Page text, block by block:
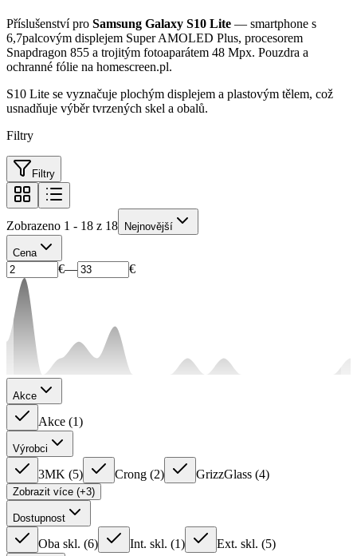
Příslušenství pro Samsung Galaxy S10 Lite — smartphone s
6,7palcovým displejem Super AMOLED Plus, procesorem
Snapdragon 855 a trojitým fotoaparátem 48 Mpx. Pouzdra a
ochranné fólie na homescreen.pl.
S10 Lite se vyznačuje plochým displejem a plastovým tělem, což
usnadňuje výběr tvrzených skel a obalů.
Filtry
Filtry
Zobrazeno 1 - 18 z 18 Nejnovější
Cena
€— €
Akce
Akce (1)
Výrobci
3MK (5) Crong (2) GrizzGlass (4)
Zobrazit více (+3)
Dostupnost
Oba skl. (6) Int. skl. (1) Ext. skl. (5)